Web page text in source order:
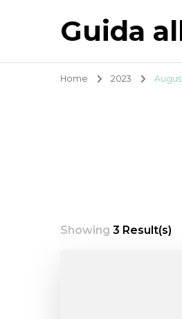
Guida
Home 2023
Showing 3 Result(s)